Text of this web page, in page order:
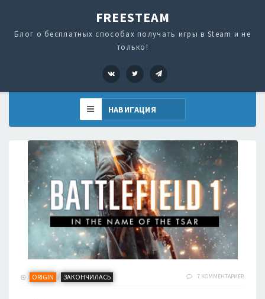
FREESTEAM
Блог о бесплатных способах получать игры в Steam и не
только!
VK Twitter
ORIGIN / ЗАКОНЧИЛАСЬ 7 КОММЕНТАРИЕВ